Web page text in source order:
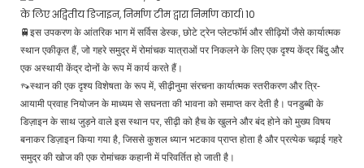
🚆इस उपकरण के आंतरिक भाग में सर्विस डेस्क, छोटे ट्रेन प्लेटफॉर्म और सीढ़ियों जैसे कार्यात्मक
स्थान एकीकृत हैं, जो गहरे समुद्र में रोमांचक यात्राओं पर निकलने के लिए एक दृश्य केंद्र बिंदु और
एक अस्थायी केंद्र दोनों के रूप में कार्य करते हैं।
👡स्थान की एक दृश्य विशेषता के रूप में, सीढ़ीनुमा संरचना कार्यात्मक स्तरीकरण और त्रि-
आयामी प्रवाह नियोजन के माध्यम से सघनता की भावना को समाप्त कर देती है। पनडुब्बी के
डिज़ाइन के साथ जुड़ने वाले इस स्थान पर, सीढ़ी को हैच के खुलने और बंद होने को मुख्य विषय
बनाकर डिज़ाइन किया गया है, जिससे कुशल ध्यान भटकाव प्राप्त होता है और प्रत्येक चढ़ाई गहरे
समुद्र की खोज की एक रोमांचक कहानी में परिवर्तित हो जाती है।